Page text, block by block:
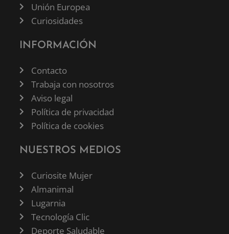
Unión Europea
Curiosidades
INFORMACIÓN
Contacto
Trabaja con nosotros
Aviso legal
Política de privacidad
Política de cookies
NUESTROS MEDIOS
Curiosite Mujer
Almanimal
Lugarnia
Tecnología Clic
Deporte Saludable